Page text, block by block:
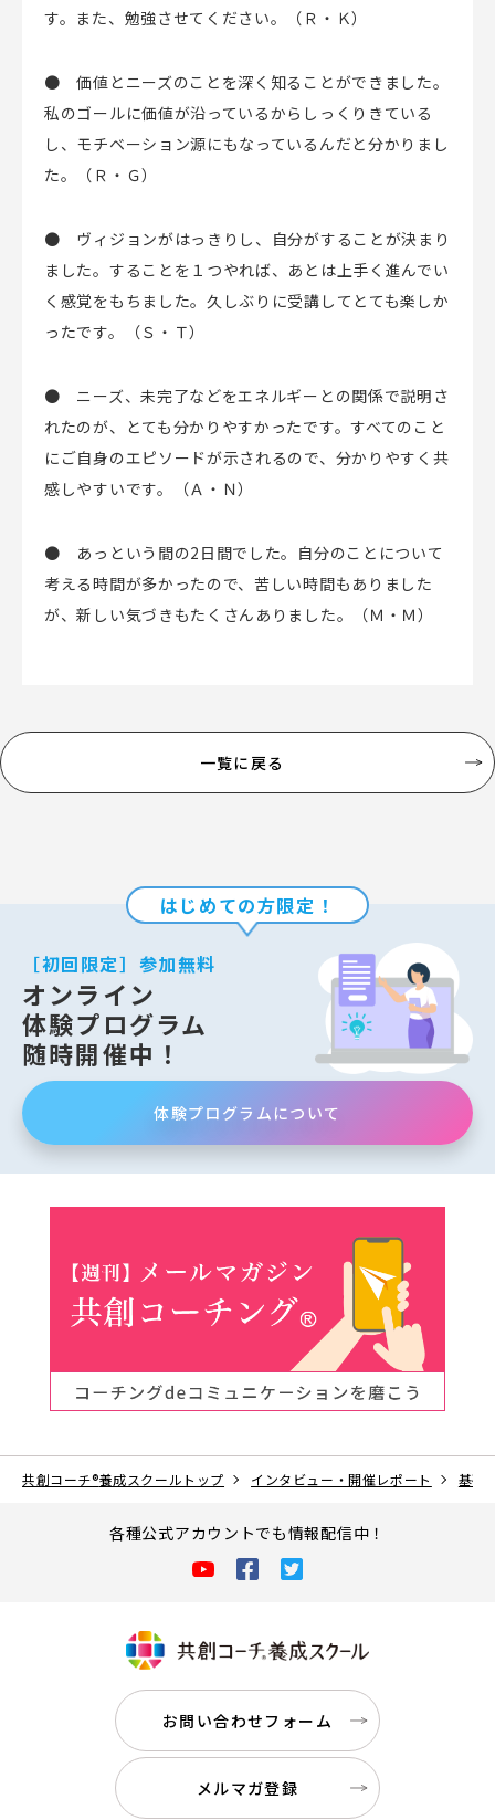
す。また、勉強させてください。（Ｒ・Ｋ）
● 価値とニーズのことを深く知ることができました。
私のゴールに価値が沿っているからしっくりきている
し、モチベーション源にもなっているんだと分かりまし
た。（Ｒ・Ｇ）
● ヴィジョンがはっきりし、自分がすることが決まり
ました。することを１つやれば、あとは上手く進んでい
く感覚をもちました。久しぶりに受講してとても楽しか
ったです。（Ｓ・Ｔ）
● ニーズ、未完了などをエネルギーとの関係で説明さ
れたのが、とても分かりやすかったです。すべてのこと
にご自身のエピソードが示されるので、分かりやすく共
感しやすいです。（Ａ・Ｎ）
● あっという間の2日間でした。自分のことについて
考える時間が多かったので、苦しい時間もありました
が、新しい気づきもたくさんありました。（Ｍ・Ｍ）
一覧に戻る
はじめての方限定！
［初回限定］参加無料
オンライン
体験プログラム
随時開催中！
体験プログラムについて
共創コーチ®養成スクールトップ インタビュー・開催レポート 基礎
各種公式アカウントでも情報配信中！
お問い合わせフォーム
メルマガ登録